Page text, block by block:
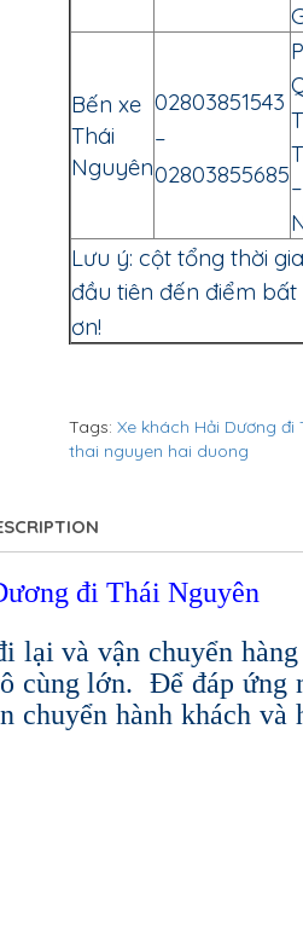
Bến xe
Thái
Nguyên
02803851543
–
02803855685
Lưu ý: cột tổng thời
đầu tiên đến điểm
ơn!
Tags: Xe khách Hải Dương đi
thai nguyen hai duong
đi Thái Nguyên
lại và vận chuyển
cùng lớn. Để đáp ứng
hành khách